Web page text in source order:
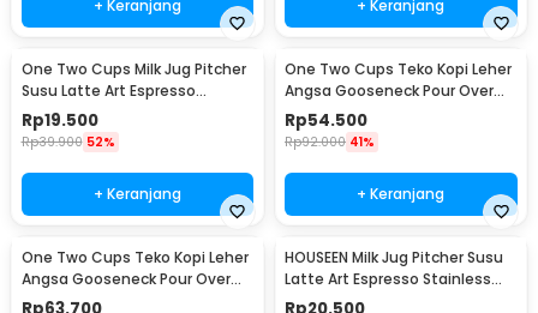
+ Keranjang + Keranjang
One Two Cups Milk Jug Pitcher
Susu Latte Art Espresso
Stainless Steel 5oz - S06HG
Rp19.500
Rp39.900 52%
+ Keranjang
One Two Cups Teko Kopi Leher
Angsa Gooseneck Pour Over
Drip Kettle 250ml - AA049
Rp54.500
Rp92.000 41%
+ Keranjang
One Two Cups Teko Kopi Leher
Angsa Gooseneck Pour Over
Drip Kettle 350ml - AA049
HOUSEEN Milk Jug Pitcher Susu
Latte Art Espresso Stainless
Steel 55ml - DL060